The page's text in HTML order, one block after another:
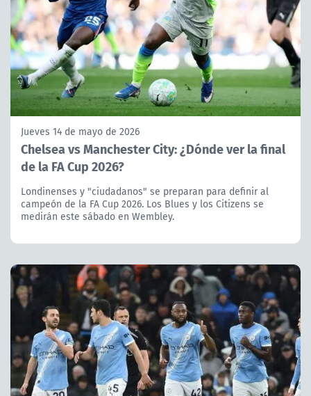
Jueves 14 de mayo de 2026
Chelsea vs Manchester City: ¿Dónde ver la final
de la FA Cup 2026?
Londinenses y "ciudadanos" se preparan para definir al
campeón de la FA Cup 2026. Los Blues y los Citizens se
medirán este sábado en Wembley.